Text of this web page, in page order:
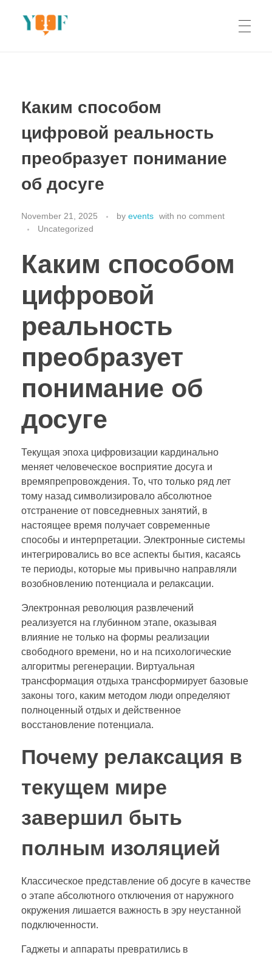
Каким способом
цифровой реальность
преобразует понимание
об досуге
November 21, 2025 by events with no comment
Uncategorized
Каким способом
цифровой
реальность
преобразует
понимание об
досуге
Текущая эпоха цифровизации кардинально
меняет человеческое восприятие досуга и
времяпрепровождения. То, что только ряд лет
тому назад символизировало абсолютное
отстранение от повседневных занятий, в
настоящее время получает современные
способы и интерпретации. Электронные системы
интегрировались во все аспекты бытия, касаясь
те периоды, которые мы привычно направляли
возобновлению потенциала и релаксации.
Электронная революция развлечений
реализуется на глубинном этапе, оказывая
влияние не только на формы реализации
свободного времени, но и на психологические
алгоритмы регенерации. Виртуальная
трансформация отдыха трансформирует базовые
законы того, каким методом люди определяют
полноценный отдых и действенное
восстановление потенциала.
Почему релаксация в
текущем мире
завершил быть
полным изоляцией
Классическое представление об досуге в качестве
о этапе абсолютного отключения от наружного
окружения лишается важность в эру неустанной
подключенности.
Гаджеты и аппараты превратились в